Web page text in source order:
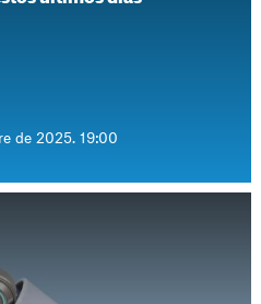
de 2025. 19:00